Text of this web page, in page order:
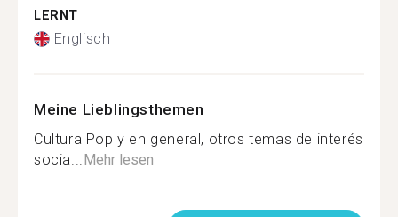
LERNT
Englisch
Meine Lieblingsthemen
Cultura Pop y en general, otros temas de interés
socia...Mehr lesen